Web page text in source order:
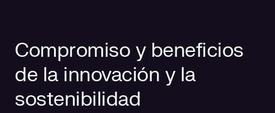
Compromiso y beneficios
de la innovación y la
sostenibilidad